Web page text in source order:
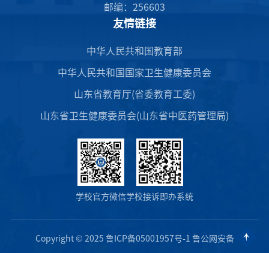
邮编：256603
友情链接
中华人民共和国教育部
中华人民共和国国家卫生健康委员会
山东省教育厅(省委教育工委)
山东省卫生健康委员会(山东省中医药管理局)
学校官方微信学校接诉即办系统
Copyright © 2025 鲁ICP备05001957号-1 鲁公网安备